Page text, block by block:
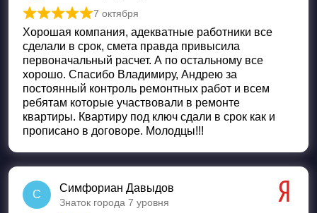
Оценка из 5
7 октября
Хорошая компания, адекватные работники все
сделали в срок, смета правда привысила
первоначальный расчет. А по остальному все
хорошо. Спасибо Владимиру, Андрею за
постоянный контроль ремонтных работ и всем
ребятам которые участвовали в ремонте
квартиры. Квартиру под ключ сдали в срок как и
прописано в договоре. Молодцы!!!
С
Симфориан Давыдов
Знаток города 7 уровня